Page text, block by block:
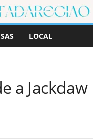
LOCAL
a Jackdaw